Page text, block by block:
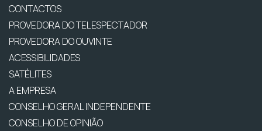
CONTACTOS
PROVEDORA DO TELESPECTADOR
PROVEDORA DO OUVINTE
ACESSIBILIDADES
SATÉLITES
A EMPRESA
CONSELHO GERAL INDEPENDENTE
CONSELHO DE OPINIÃO